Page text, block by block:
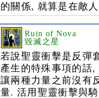
的關係, 就算是在敵
Ruin of Nova
毀滅之星
若說聖靈衝擊是反彈
產生的特殊事項的話
讓兩種力量之前沒有
量. 活用聖靈衝擊與